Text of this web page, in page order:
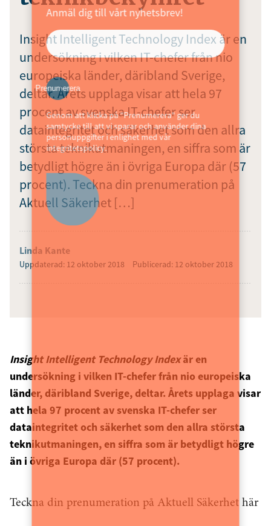
Insight Intelligent Technology Index är en
undersökning i vilken IT-chefer från nio
europeiska länder, däribland Sverige,
deltar. Årets upplaga visar att hela 97
procent av svenska IT-chefer ser
dataintegritet och säkerhet som den allra
största teknikutmaningen, en siffra som är
betydligt högre än i övriga Europa där (57
procent). Teckna din prenumeration på
Aktuell Säkerhet […]
Linda Kante
Uppdaterad: 12 oktober 2018 Publicerad: 12 oktober 2018
Insight Intelligent Technology Indexär en
undersökning i vilken IT-chefer från nio europeiska
länder, däribland Sverige, deltar. Årets upplaga visar
att hela 97 procent av svenska IT-chefer ser
dataintegritet och säkerhet som den allra största
teknikutmaningen, en siffra som är betydligt högre
än i övriga Europa där (57 procent).
Teckna din prenumeration på Aktuell Säkerhet här
Anmäl dig till vårt nyhetsbrev!
Prenumerera
Genom att klicka på "Prenumerera" ger du
samtycke till att vi sparar och använder dina
personuppgifter i enlighet med vår
integritetspolicy.